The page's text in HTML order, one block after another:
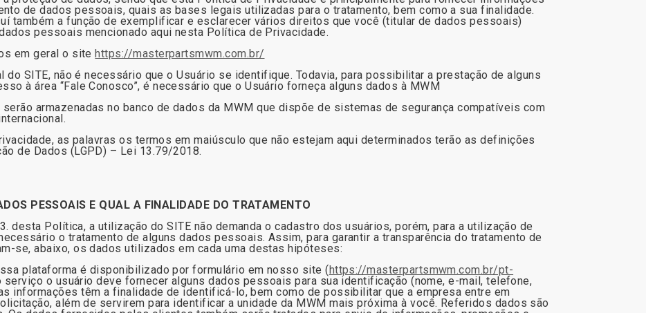
de dados pessoais, quais as bases legais utilizadas para o tratamento, bem como a sua finalidade.
também a função de exemplificar e esclarecer vários direitos que você (titular de dados pessoais)
pessoais mencionado aqui nesta Política de Privacidade.
em geral o sitehttps://masterpartsmwm.com.br/
do SITE, não é necessário que o Usuário se identifique. Todavia, para possibilitar a prestação de alguns
à área “Fale Conosco”, é necessário que o Usuário forneça alguns dados à MWM
armazenadas no banco de dados da MWM que dispõe de sistemas de segurança compatíveis com
as palavras os termos em maiúsculo que não estejam aqui determinados terão as definições
de Dados (LGPD) – Lei 13.79/2018.
PESSOAIS E QUAL A FINALIDADE DO TRATAMENTO
desta Política, a utilização do SITE não demanda o cadastro dos usuários, porém, para a utilização de
o tratamento de alguns dados pessoais. Assim, para garantir a transparência do tratamento de
se, abaixo, os dados utilizados em cada uma destas hipóteses:
plataforma é disponibilizado por formulário em nosso site (https://masterpartsmwm.com.br/pt-
serviço o usuário deve fornecer alguns dados pessoais para sua identificação (nome, e-mail, telefone,
informações têm a finalidade de identificá-lo, bem como de possibilitar que a empresa entre em
além de servirem para identificar a unidade da MWM mais próxima à você. Referidos dados são